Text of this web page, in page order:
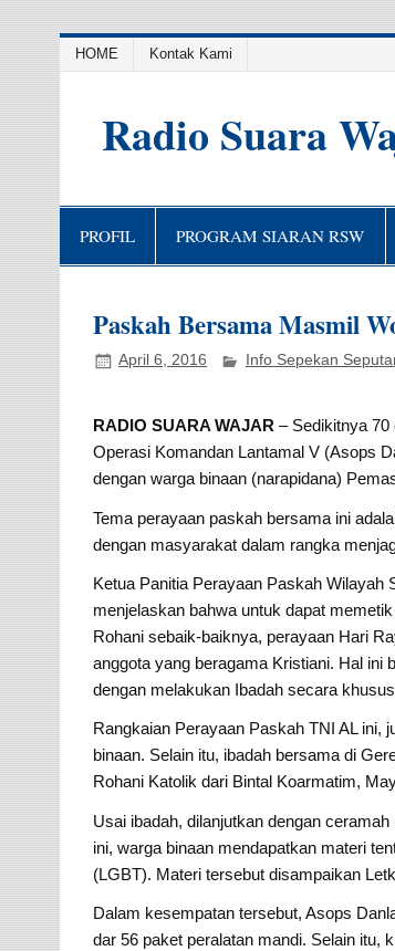
HOME Kontak Kami
Radio Suara
PROFIL PROGRAM SIARAN RSW
Paskah Bersama Masmil
April 6, 2016 Info Sepekan
RADIO SUARA WAJAR – Sedikitnya 70
Operasi Komandan Lantamal V (Asops
dengan warga binaan (narapidana)
Tema perayaan paskah bersama ini
dengan masyarakat dalam rangka
Ketua Panitia Perayaan Paskah Wilayah
menjelaskan bahwa untuk dapat
Rohani sebaik-baiknya, perayaan Hari
anggota yang beragama Kristiani. Hal ini
dengan melakukan Ibadah secara
Rangkaian Perayaan Paskah TNI AL ini,
binaan. Selain itu, ibadah bersama di
Rohani Katolik dari Bintal Koarmatim,
Usai ibadah, dilanjutkan dengan
ini, warga binaan mendapatkan materi
(LGBT). Materi tersebut disampaikan
Dalam kesempatan tersebut, Asops
dar 56 paket peralatan mandi. Selain itu,